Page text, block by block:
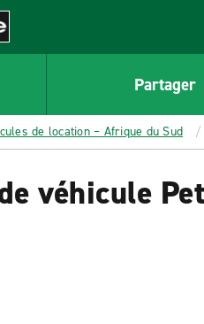
Partager
de location – Afrique du Sud
véhicule